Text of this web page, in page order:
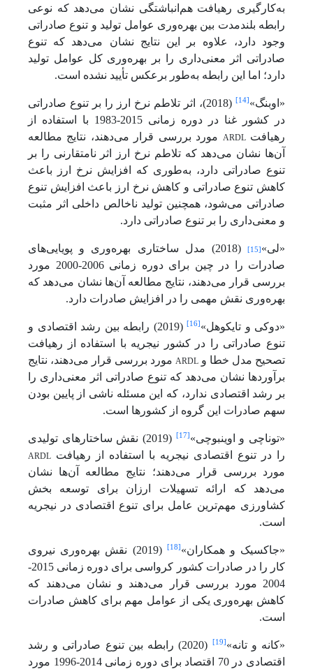
به‌کارگیری رهیافت هم‌انباشتگی نشان می‌دهد که نوعی
رابطه بلندمدت بین بهره‌وری عوامل تولید و تنوع صادراتی
وجود دارد، علاوه بر این نتایج نشان می‌دهد که تنوع
صادراتی اثر معنی‌داری را بر بهره‌وری کل عوامل تولید
دارد؛ اما این رابطه به‌طور برعکس تأیید نشده است.
«اوبنگ» [14]
(2018)، اثر تلاطم نرخ ارز را بر تنوع صادراتی
در کشور غنا در دوره زمانی 2015-1983 با استفاده از
رهیافتARDL مورد بررسی قرار می‌دهند، نتایج مطالعه
آن‌ها نشان می‌دهد که تلاطم نرخ ارز اثر نامتقارنی را بر
تنوع صادراتی دارد، به‌طوری که افزایش نرخ ارز باعث
کاهش تنوع صادراتی و کاهش نرخ ارز باعث افزایش تنوع
صادراتی می‌شود، همچنین تولید ناخالص داخلی اثر مثبت
و معنی‌داری را بر تنوع صادراتی دارد.
«لی» [15]
(2018) مدل ساختاری بهره‌وری و پویایی‌های
صادرات را در چین برای دوره زمانی 2006-2000 مورد
بررسی قرار می‌دهند، نتایج مطالعه آن‌ها نشان می‌دهد که
بهره‌وری نقش مهمی را در افزایش صادرات دارد.
«دوکی و تایکوهل» [16]
(2019) رابطه بین رشد اقتصادی و
تنوع صادراتی را در کشور نیجریه با استفاده از رهیافت
تصحیح مدل خطا و ARDL مورد بررسی قرار می‌دهند، نتایج
برآوردها نشان می‌دهد که تنوع صادراتی اثر معنی‌داری را
بر رشد اقتصادی ندارد، که این مسئله ناشی از پایین بودن
سهم صادرات این گروه از کشورها است.
«توناچی و اوینبوچی» [17]
(2019) نقش ساختارهای تولیدی
را در تنوع اقتصادی نیجریه با استفاده از رهیافت ARDL
مورد بررسی قرار می‌دهند؛ نتایج مطالعه آن‌ها نشان
می‌دهد که ارائه تسهیلات ارزان برای توسعه بخش
کشاورزی مهم‌ترین عامل برای تنوع اقتصادی در نیجریه
است.
«جاکسیک و همکاران» [18]
(2019) نقش بهره‌وری نیروی
کار را در صادرات کشور کرواسی برای دوره زمانی 2015-
2004 مورد بررسی قرار می‌دهند و نشان می‌دهند که
کاهش بهره‌وری یکی از عوامل مهم برای کاهش صادرات
است.
«کانه و تانه» [19]
(2020) رابطه بین تنوع صادراتی و رشد
اقتصادی در 70 اقتصاد برای دوره زمانی 2014-1996 مورد